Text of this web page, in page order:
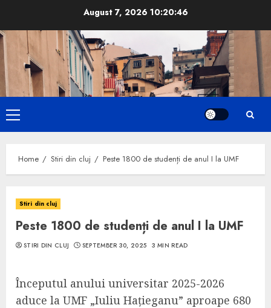
content
August 7, 202610:20:47
Primary
Menu
Home Stiri din cluj Peste 1800 de studenți de anul I la UMF
Stiri din cluj
Peste 1800 de studenți de anul I la UMF
STIRI DIN CLUJ SEPTEMBER 30, 2025 3 MIN READ
Începutul anului universitar 2025-2026
aduce la UMF „Iuliu Hațieganu” aproape 680